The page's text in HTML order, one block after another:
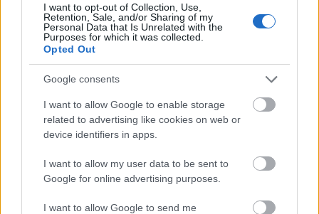
I want to opt-out of Collection, Use,
Retention, Sale, and/or Sharing of my
Personal Data that Is Unrelated with the
Purposes for which it was collected.
Opted Out
Google consents
I want to allow Google to enable storage
related to advertising like cookies on web or
device identifiers in apps.
I want to allow my user data to be sent to
Google for online advertising purposes.
I want to allow Google to send me
Για μένα το παν είναι να κάνεις σωστή σύνδεση.
Να είναι δηλαδή παίκτες που να κολλάνε με τον
Σλούκα και με τον Γκραντ που είναι τέταρτος,
αλλά και να ταιριάζουν με τα παιδιά στο «4» και
στο «5». Πρέπει και οι ψηλοί να έχουν διαφορετικά
με μέγεθος και rim protector. Θεωρώ πως αν
προχωρήσει του Ζοτς, ο τρίτος ψηλός θα είναι «4-
5» με σουτ».